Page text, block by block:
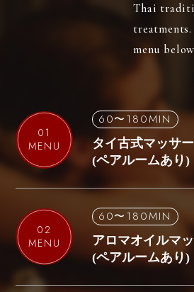
Thai
treatments.
menu
01
MENU
60〜180MIN
タイ古式マッサ
(ペアルームあり)
02
MENU
60〜180MIN
アロマオイルマ
(ペアルームあり)